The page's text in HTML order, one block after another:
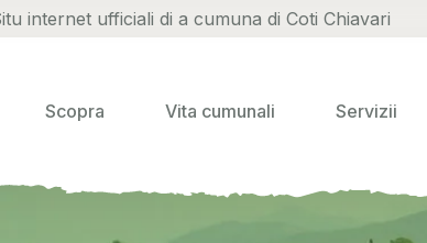
internet ufficiali di a cumuna di Coti Chiavari
Scopra Vita cumunali Servizii